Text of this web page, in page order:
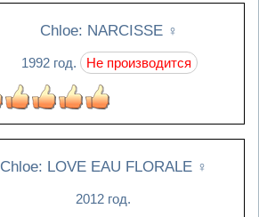
Chloe: NARCISSE ♀
1992 год. Не производится
Chloe: LOVE EAU FLORALE ♀
2012 год.